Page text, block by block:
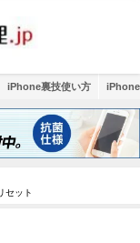
iPhone裏技使い方
セット